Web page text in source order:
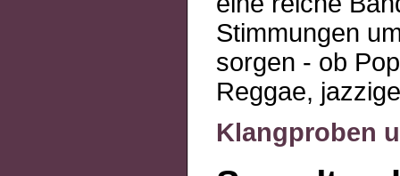
Stimmungen
sorgen - ob
Reggae,
Klangproben